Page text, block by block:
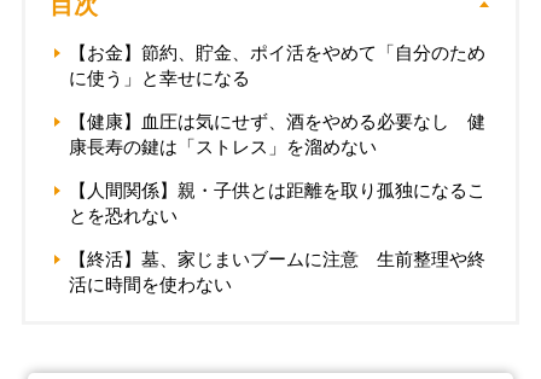
目次
【お金】節約、貯金、ポイ活をやめて「自分のため
に使う」と幸せになる
【健康】血圧は気にせず、酒をやめる必要なし 健
康長寿の鍵は「ストレス」を溜めない
【人間関係】親・子供とは距離を取り孤独になるこ
とを恐れない
【終活】墓、家じまいブームに注意 生前整理や終
活に時間を使わない